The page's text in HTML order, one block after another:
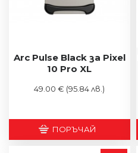
Arc Pulse Black за Pixel
10 Pro XL
49.00 € (95.84 лв.)
ПОРЪЧАЙ